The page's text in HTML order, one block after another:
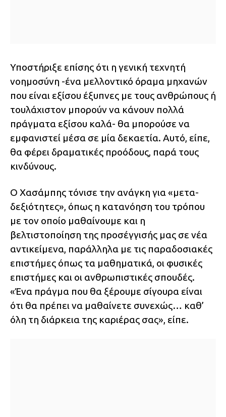
Υποστήριξε επίσης ότι η γενική τεχνητή
νοημοσύνη -ένα μελλοντικό όραμα μηχανών
που είναι εξίσου έξυπνες με τους ανθρώπους ή
τουλάχιστον μπορούν να κάνουν πολλά
πράγματα εξίσου καλά- θα μπορούσε να
εμφανιστεί μέσα σε μία δεκαετία. Αυτό, είπε,
θα φέρει δραματικές προόδους, παρά τους
κινδύνους.
Ο Χασάμπης τόνισε την ανάγκη για «μετα-
δεξιότητες», όπως η κατανόηση του τρόπου
με τον οποίο μαθαίνουμε και η
βελτιστοποίηση της προσέγγισής μας σε νέα
αντικείμενα, παράλληλα με τις παραδοσιακές
επιστήμες όπως τα μαθηματικά, οι φυσικές
επιστήμες και οι ανθρωπιστικές σπουδές.
«Ένα πράγμα που θα ξέρουμε σίγουρα είναι
ότι θα πρέπει να μαθαίνετε συνεχώς… καθ’
όλη τη διάρκεια της καριέρας σας», είπε.